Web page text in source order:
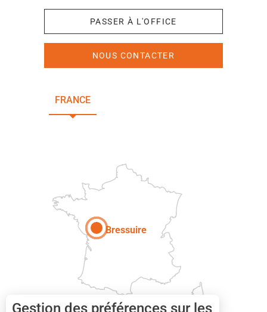
PASSER À L'OFFICE
NOUS CONTACTER
FRANCE
Bressuire
Gestion des préférences sur les